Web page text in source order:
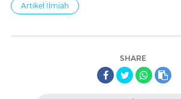
Artikel Ilmiah
SHARE